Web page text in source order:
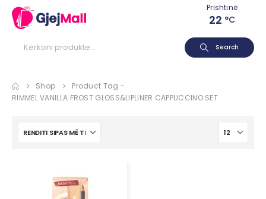
Prishtinë
22 °C
Search
Shop
Product Tag -
RIMMEL VANILLA FROST GLOSS&LIPLINER CAPPUCCINO SET